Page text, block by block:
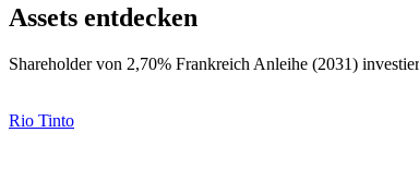
Assets entdecken
Shareholder von 2,70% Frankreich Anleihe (2031)
Rio Tinto